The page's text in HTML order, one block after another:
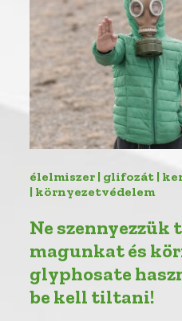
élelmiszer | glifozát |
| környezetvédelem
Ne szennyezzük
magunkat és
glyphosate
be kell tiltani!